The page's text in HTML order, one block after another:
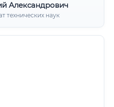
Александрович
технических наук